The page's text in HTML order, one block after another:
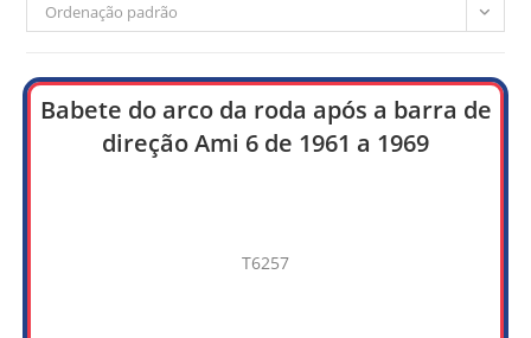
Ordenação padrão
Babete do arco da roda após a barra de
direção Ami 6 de 1961 a 1969
T6257